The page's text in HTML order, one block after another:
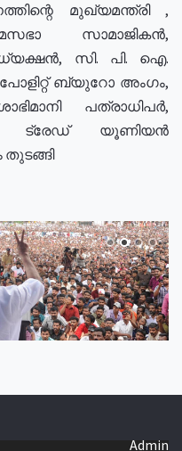
മുഖ്യമന്ത്രി ,
സാമാജികൻ,
സി. പി. ഐ.
ബ്യുറോ അംഗം,
പത്രാധിപർ,
ട്രേഡ് യൂണിയൻ
Admin